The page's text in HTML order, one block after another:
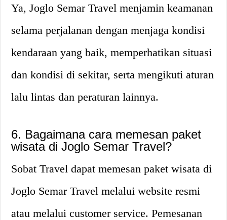
Ya, Joglo Semar Travel menjamin keamanan
selama perjalanan dengan menjaga kondisi
kendaraan yang baik, memperhatikan situasi
dan kondisi di sekitar, serta mengikuti aturan
lalu lintas dan peraturan lainnya.
6. Bagaimana cara memesan paket
wisata di Joglo Semar Travel?
Sobat Travel dapat memesan paket wisata di
Joglo Semar Travel melalui website resmi
atau melalui customer service. Pemesanan